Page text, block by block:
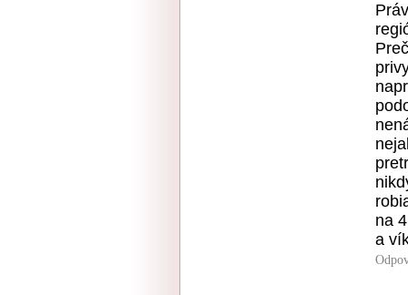
na
a